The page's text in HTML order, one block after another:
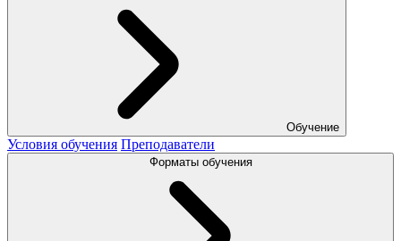
Обучение
Условия обучения Преподаватели
Форматы обучения